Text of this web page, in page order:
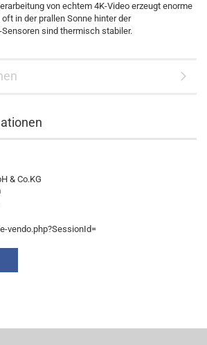
von echtem 4K-Video erzeugt enorme
in der prallen Sonne hinter der
sind thermisch stabiler.
& Co.KG
vendo.php?SessionId=